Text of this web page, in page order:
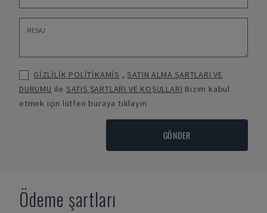
GİZLİLİK POLİTİKAMİS ,SATIN ALMA ŞARTLARI VE
DURUMU ile SATIŞ ŞARTLARI VE KOŞULLARI Bizim kabul
etmek için lütfen buraya tıklayın
GÖNDER
Ödeme şartları